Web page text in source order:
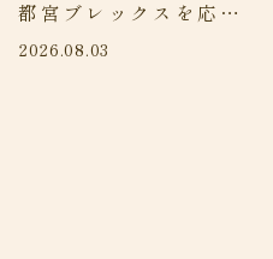
都宮ブレックスを応援
する理由とその想い
2026.08.03